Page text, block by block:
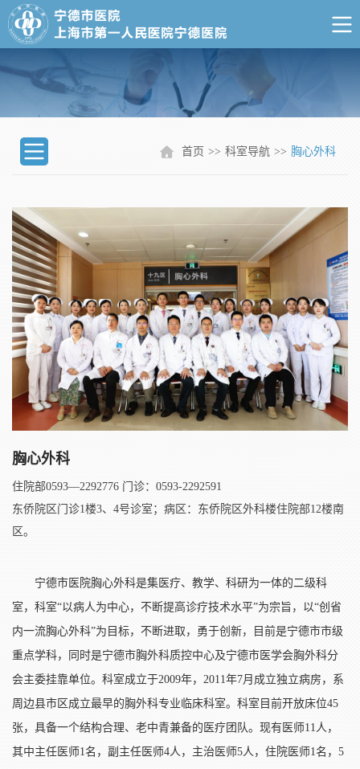
首页 >> 科室导航 >> 胸心外科
胸心外科
住院部0593—2292776 门诊：0593-2292591
东侨院区门诊1楼3、4号诊室；病区：东侨院区外科楼住院部12楼南
区。
宁德市医院胸心外科是集医疗、教学、科研为一体的二级科
室，科室“以病人为中心，不断提高诊疗技术水平”为宗旨，以“创省
内一流胸心外科”为目标，不断进取，勇于创新，目前是宁德市市级
重点学科，同时是宁德市胸外科质控中心及宁德市医学会胸外科分
会主委挂靠单位。科室成立于2009年，2011年7月成立独立病房，系
周边县市区成立最早的胸外科专业临床科室。科室目前开放床位45
张，具备一个结构合理、老中青兼备的医疗团队。现有医师11人，
其中主任医师1名，副主任医师4人，主治医师5人，住院医师1名，5